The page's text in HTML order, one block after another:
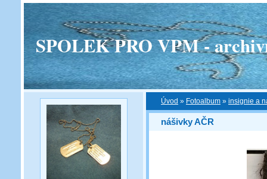
SPOLEK PRO VPM -
Úvod » Fotoalbum » insignie a
nášivky AČR